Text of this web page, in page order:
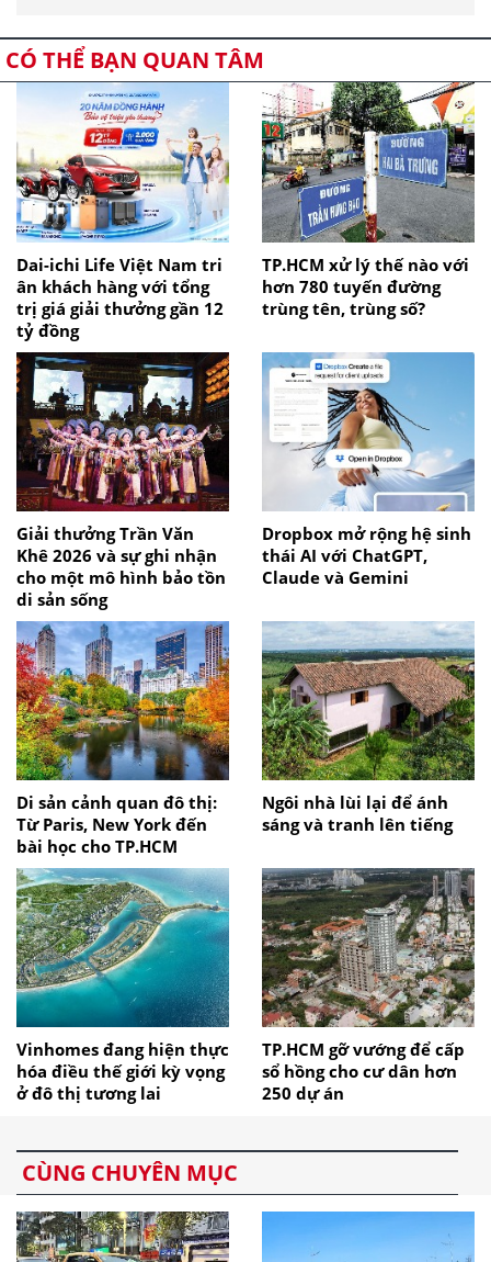
CÓ THỂ BẠN QUAN TÂM
Dai-ichi Life Việt Nam tri
ân khách hàng với tổng
trị giá giải thưởng gần 12
tỷ đồng
TP.HCM xử lý thế nào với
hơn 780 tuyến đường
trùng tên, trùng số?
Giải thưởng Trần Văn
Khê 2026 và sự ghi nhận
cho một mô hình bảo tồn
di sản sống
Dropbox mở rộng hệ sinh
thái AI với ChatGPT,
Claude và Gemini
Di sản cảnh quan đô thị:
Từ Paris, New York đến
bài học cho TP.HCM
Ngôi nhà lùi lại để ánh
sáng và tranh lên tiếng
Vinhomes đang hiện thực
hóa điều thế giới kỳ vọng
ở đô thị tương lai
TP.HCM gỡ vướng để cấp
sổ hồng cho cư dân hơn
250 dự án
CÙNG CHUYÊN MỤC